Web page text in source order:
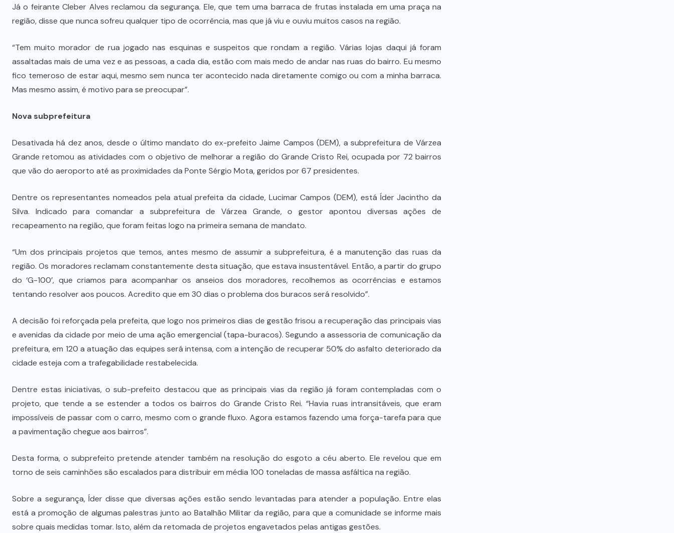
Já o feirante Cleber Alves reclamou da segurança. Ele, que tem uma barraca de frutas instalada em uma praça na
região, disse que nunca sofreu qualquer tipo de ocorrência, mas que já viu e ouviu muitos casos na região.
“Tem muito morador de rua jogado nas esquinas e suspeitos que rondam a região. Várias lojas daqui já foram
assaltadas mais de uma vez e as pessoas, a cada dia, estão com mais medo de andar nas ruas do bairro. Eu mesmo
fico temeroso de estar aqui, mesmo sem nunca ter acontecido nada diretamente comigo ou com a minha barraca.
Mas mesmo assim, é motivo para se preocupar”.
Nova subprefeitura
Desativada há dez anos, desde o último mandato do ex-prefeito Jaime Campos (DEM), a subprefeitura de Várzea
Grande retomou as atividades com o objetivo de melhorar a região do Grande Cristo Rei, ocupada por 72 bairros
que vão do aeroporto até as proximidades da Ponte Sérgio Mota, geridos por 67 presidentes.
Dentre os representantes nomeados pela atual prefeita da cidade, Lucimar Campos (DEM), está Íder Jacintho da
Silva. Indicado para comandar a subprefeitura de Várzea Grande, o gestor apontou diversas ações de
recapeamento na região, que foram feitas logo na primeira semana de mandato.
“Um dos principais projetos que temos, antes mesmo de assumir a subprefeitura, é a manutenção das ruas da
região. Os moradores reclamam constantemente desta situação, que estava insustentável. Então, a partir do grupo
do ‘G-100’, que criamos para acompanhar os anseios dos moradores, recolhemos as ocorrências e estamos
tentando resolver aos poucos. Acredito que em 30 dias o problema dos buracos será resolvido”.
A decisão foi reforçada pela prefeita, que logo nos primeiros dias de gestão frisou a recuperação das principais vias
e avenidas da cidade por meio de uma ação emergencial (tapa-buracos). Segundo a assessoria de comunicação da
prefeitura, em 120 a atuação das equipes será intensa, com a intenção de recuperar 50% do asfalto deteriorado da
cidade esteja com a trafegabilidade restabelecida.
Dentre estas iniciativas, o sub-prefeito destacou que as principais vias da região já foram contempladas com o
projeto, que tende a se estender a todos os bairros do Grande Cristo Rei. “Havia ruas intransitáveis, que eram
impossíveis de passar com o carro, mesmo com o grande fluxo. Agora estamos fazendo uma força-tarefa para que
a pavimentação chegue aos bairros”.
Desta forma, o subprefeito pretende atender também na resolução do esgoto a céu aberto. Ele revelou que em
torno de seis caminhões são escalados para distribuir em média 100 toneladas de massa asfáltica na região.
Sobre a segurança, Íder disse que diversas ações estão sendo levantadas para atender a população. Entre elas
está a promoção de algumas palestras junto ao Batalhão Militar da região, para que a comunidade se informe mais
sobre quais medidas tomar. Isto, além da retomada de projetos engavetados pelas antigas gestões.